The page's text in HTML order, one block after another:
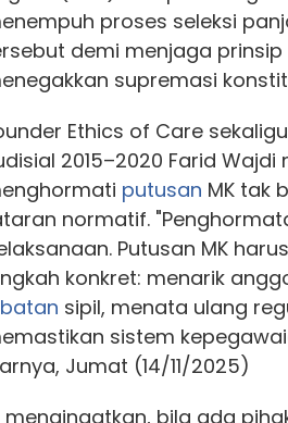
proses seleksi
demi menjaga
supremasi
Ethics of Care
2015–2020 Farid
putusan MK tak
normatif.
Putusan MK
konkret: menarik
sipil, menata ulang
sistem
Jumat (14/11/2025)
mengingatkan, bila ada